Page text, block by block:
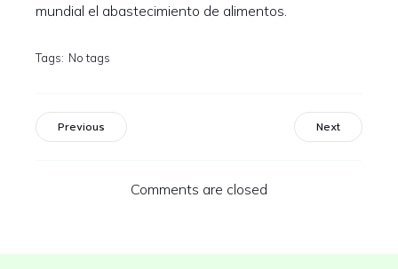
mundial el abastecimiento de alimentos.
Tags: No tags
Previous Next
Comments are closed